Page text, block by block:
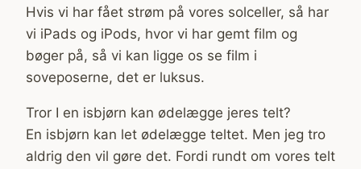
Hvis vi har fået strøm på vores solceller, så har
vi iPads og iPods, hvor vi har gemt film og
bøger på, så vi kan ligge os se film i
soveposerne, det er luksus.
Tror I en isbjørn kan ødelægge jeres telt?
En isbjørn kan let ødelægge teltet. Men jeg tro
aldrig den vil gøre det. Fordi rundt om vores telt